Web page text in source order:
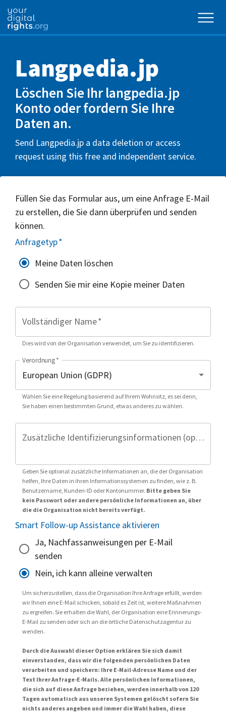
Langpedia.jp
Löschen Sie Ihr langpedia.jp
Konto oder fordern Sie Ihre
Daten an.
Send Langpedia.jp a data deletion or access
request using this free and independent service.
Füllen Sie das Formular aus, um eine Anfrage E-Mail
zu erstellen, die Sie dann überprüfen und senden
können.
Anfragetyp*
Meine Daten löschen
Senden Sie mir eine Kopie meiner Daten
Vollständiger Name*
Dies wird von der Organisation verwendet, um Sie zu identifizieren.
Verordnung*
Wählen Sie eine Regelung basierend auf Ihrem Wohnsitz, es sei denn,
Sie haben einen bestimmten Grund, etwas anderes zu wählen.
Zusätzliche Identifizierungsinformationen (optional)
Geben Sie optional zusätzliche Informationen an, die der Organisation
helfen, Ihre Daten in ihren Informationssystemen zu finden, wie z. B.
Benutzername, Kunden-ID oder Kontonummer. Bitte geben Sie
kein Passwort oder andere persönliche Informationen an, über
die die Organisation nicht bereits verfügt.
Smart Follow-up Assistance aktivieren
Ja, Nachfassanweisungen per E-Mail
senden
Nein, ich kann alleine verwalten
Um sicherzustellen, dass die Organisation Ihre Anfrage erfüllt, werden
wir Ihnen eine E-Mail schicken, sobald es Zeit ist, weitere Maßnahmen
zu ergreifen. Sie erhalten die Wahl, der Organisation eine Erinnerungs-
E-Mail zu senden oder sich an die örtliche Datenschutzagentur zu
wenden.
Durch die Auswahl dieser Option erklären Sie sich damit
einverstanden, dass wir die folgenden persönlichen Daten
verarbeiten und speichern: Ihre E-Mail-Adresse Name und der
Text Ihrer Anfrage-E-Mails. Alle persönlichen Informationen,
die sich auf diese Anfrage beziehen, werden innerhalb von 120
Tagen automatisch aus unseren Systemen gelöscht sofern Sie
nichts anderes angeben und immer die Wahl haben, diese